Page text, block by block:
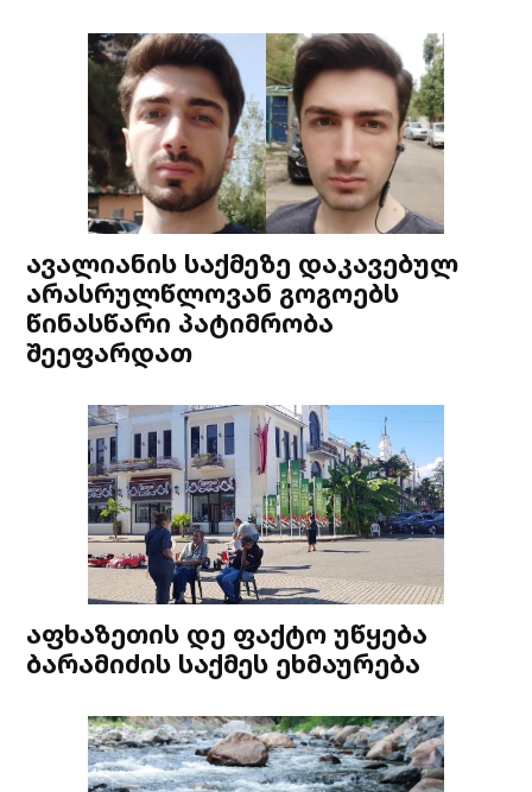
ავალიანის საქმეზე დაკავებულ
არასრულწლოვან გოგოებს
წინასწარი პატიმრობა
შეეფარდათ
აფხაზეთის დე ფაქტო უწყება
ბარამიძის საქმეს ეხმაურება